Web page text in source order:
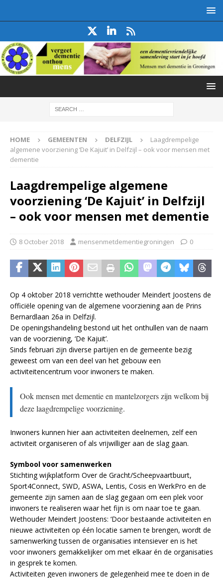
HOME GEMEENTEN DELFZIJL
Laagdrempelige
algemene voorziening ‘De Kajuit’ in Delfzijl – ook voor mensen met
dementie
Laagdrempelige algemene
voorziening ‘De Kajuit’ in Delfzijl
– ook voor mensen met dementie
8 October 2018 mensenmetdementiegroningen 0
Op 4 oktober 2018 verrichtte wethouder Meindert Joostens de
officiële opening van de algemene voorziening aan de Prins
Bernardlaan 26a in Delfzijl.
De openingshandeling bestond uit het onthullen van de naam
van de voorziening, ‘De Kajuit’.
Sinds februari zijn diverse partijen en de gemeente bezig
geweest om van een deel van het gebouw een
activiteitencentrum voor inwoners te maken.
Ook mensen met dementie en mantelzorgers zijn welkom bij
deze laagdrempelige voorziening.
Inwoners kunnen hier aan activiteiten deelnemen, zelf een
activiteit organiseren of als vrijwilliger aan de slag gaan.
Symbool voor samenwerken
Stichting wijkplatform Over de Gracht/Scheepvaartbuurt,
Sport4Connect, SWD, ASWA, Lentis, Cosis en WerkPro en de
gemeente zijn samen aan de slag gegaan om een plek voor
inwoners te realiseren waar het fijn is om naar toe te gaan.
Wethouder Meindert Joostens: ‘Door bestaande activiteiten en
nieuwe activiteiten op één locatie samen te brengen, wordt de
samenwerking tussen de organisaties intensiever en is het
voor inwoners gemakkelijker om met elkaar én de organisaties
in gesprek te komen.
Activiteiten geven inwoners de gelegenheid mee te doen in de